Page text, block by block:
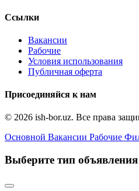
Ссылки
Вакансии
Рабочие
Условия использования
Публичная оферта
Присоединяйся к нам
© 2026 ish-bor.uz. Все права
Основной Вакансии Рабочие
Выберите тип объявления